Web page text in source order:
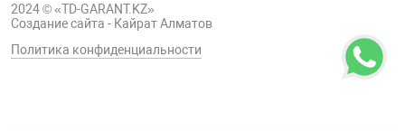
2024 © «TD-GARANT.KZ»
Создание сайта - Кайрат Алматов
Политика конфиденциальности